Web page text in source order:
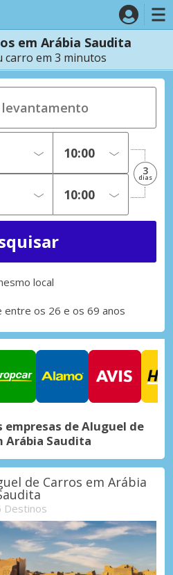
em Arábia Saudita
carro em 3 minutos
3
dias
local
entre os 26 e os 69 anos
empresas de Aluguel de
Arábia Saudita
de Carros em Arábia
Destinos